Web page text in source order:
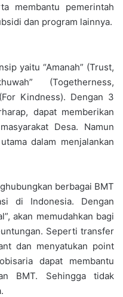
membantu pemerintah
dan program lainnya.
yaitu “Amanah” (Trust,
(Togetherness,
Kindness). Dengan 3
dapat memberikan
Desa. Namun
dalam menjalankan
berbagai BMT
di Indonesia. Dengan
akan memudahkan bagi
Seperti transfer
dan menyatukan point
dapat membantu
BMT. Sehingga tidak